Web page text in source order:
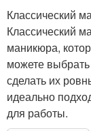
Классический
Классический
маникюра,
можете
сделать их
идеально
для работы.